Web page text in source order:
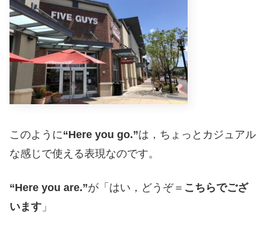
このように“Here you go.”は，ちょっとカジュアル
な感じで使える表現なのです。
“Here you are.”が「はい，どうぞ＝ こちらでござ
います 」